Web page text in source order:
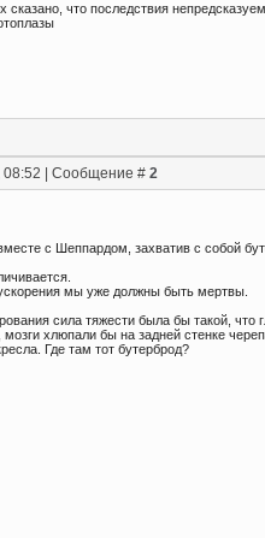
сказано, что последствия
08:52 | Сообщение # 2
с Шеппардом, захватив с собой
мы уже должны быть мертвы.
сила тяжести была бы такой, что
хлюпали бы на задней стенке
Где там тот бутерброд?